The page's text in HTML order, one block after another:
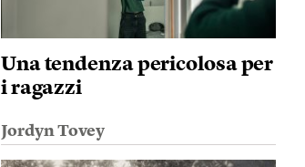
Una tendenza pericolosa per
i ragazzi
Jordyn Tovey